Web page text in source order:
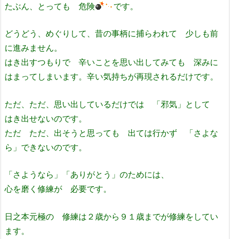
たぶん、とっても 危険
です。
どうどう、めぐりして、昔の事柄に捕らわれて 少しも前
に進みません。
はき出すつもりで 辛いことを思い出してみても 深みに
はまってしまいます。辛い気持ちが再現されるだけです。
ただ、ただ、思い出しているだけでは 「邪気」として
はき出せないのです。
ただ ただ、出そうと思っても 出ては行かず 「さよな
ら」できないのです。
「さようなら」「ありがとう」のためには、
心を磨く修練が 必要です。
日之本元極の 修練は２歳から９１歳までが修練をしてい
ます。